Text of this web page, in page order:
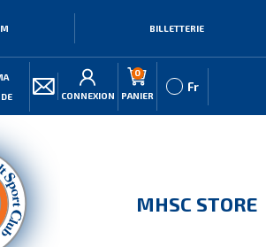
BILLETTERIE
CONNEXION
0
PANIER
Fr
MHSC STORE